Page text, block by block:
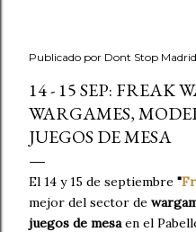
Publicado por Dont Stop Madrid
14 - 15 SEP: FREAK
WARGAMES,
JUEGOS DE MESA
El 14 y 15 de septiembre "
mejor del sector de
juegos de mesaen el